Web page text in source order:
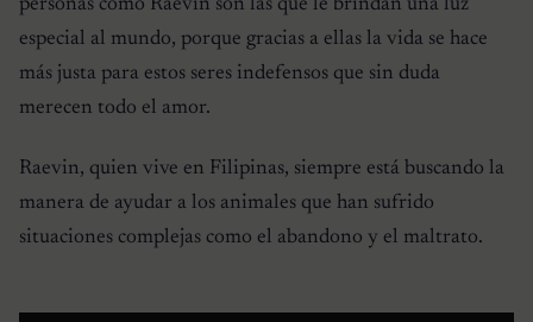
personas como Raevin son las que le brindan una luz
especial al mundo, porque gracias a ellas la vida se hace
más justa para estos seres indefensos que sin duda
merecen todo el amor.
Raevin, quien vive en Filipinas, siempre está buscando la
manera de ayudar a los animales que han sufrido
situaciones complejas como el abandono y el maltrato.